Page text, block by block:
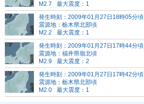
M2.7
最大震度：1
発生時刻：2009年01月27日18時05分頃
震源地：栃木県北部頃
M2.2
最大震度：1
発生時刻：2009年01月27日17時44分頃
震源地：福井県嶺北頃
M2.9
最大震度：2
発生時刻：2009年01月27日17時42分頃
震源地：栃木県北部頃
M2.0
最大震度：1